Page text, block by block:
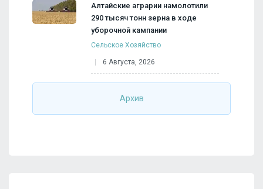
Алтайские аграрии намолотили
290 тысяч тонн зерна в ходе
уборочной кампании
Сельское Хозяйство
6 Августа, 2026
Архив